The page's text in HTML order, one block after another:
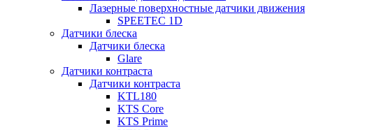
Лазерные поверхностные датчики движения
SPEETEC 1D
Датчики блеска
Датчики блеска
Glare
Датчики контраста
Датчики контраста
KTL180
KTS Core
KTS Prime